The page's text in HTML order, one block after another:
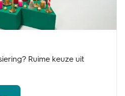
Ruime keuze uit